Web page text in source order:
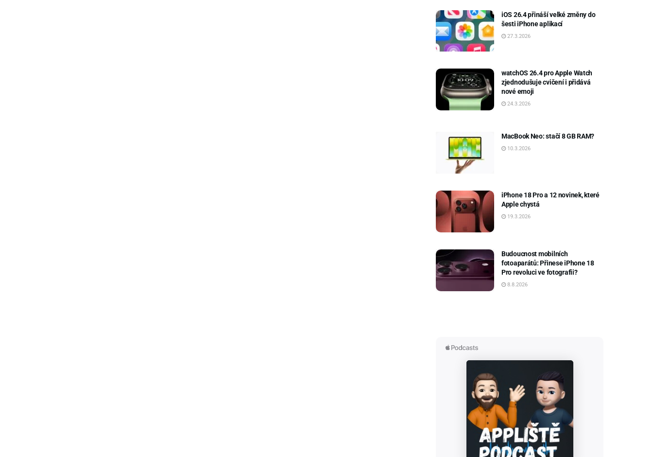
iOS 26.4 přináší velké změny do
šesti iPhone aplikací
27.3.2026
watchOS 26.4 pro Apple Watch
zjednodušuje cvičení i přidává
nové emoji
24.3.2026
MacBook Neo: stačí 8 GB RAM?
10.3.2026
iPhone 18 Pro a 12 novinek, které
Apple chystá
19.3.2026
Budoucnost mobilních
fotoaparátů: Přinese iPhone 18
Pro revoluci ve fotografii?
8.8.2026